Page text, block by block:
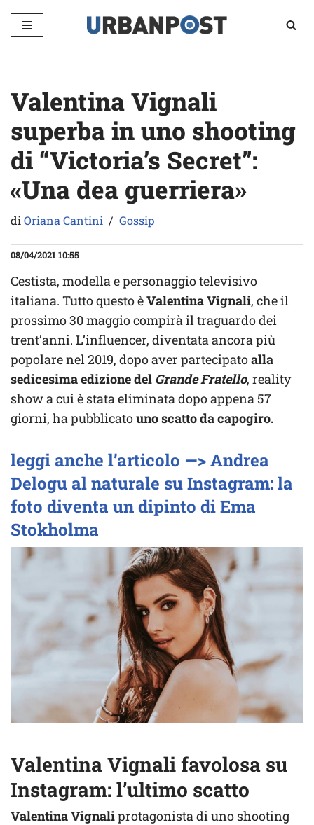
Vai
Valentina Vignali
superba in uno shooting
di “Victoria’s Secret”:
«Una dea guerriera»
diOriana Cantini Gossip
08/04/2021 10:55
Cestista, modella e personaggio televisivo
italiana. Tutto questo èValentina Vignali, che il
prossimo 30 maggio compirà il traguardo dei
trent’anni. L’influencer, diventata ancora più
popolare nel 2019, dopo aver partecipatoalla
sedicesima edizione del Grande Fratello, reality
show a cui è stata eliminata dopo appena 57
giorni, ha pubblicatouno scatto da capogiro.
leggi anche l’articolo —> Andrea
Delogu al naturale su Instagram: la
foto diventa un dipinto di Ema
Stokholma
Valentina Vignali favolosa su
Instagram: l’ultimo scatto
Valentina Vignaliprotagonista di uno shooting